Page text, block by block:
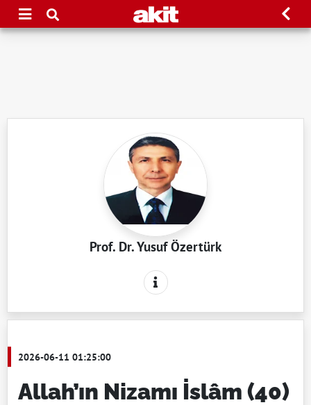
Prof. Dr. Yusuf Özertürk
2026-06-11 01:25:00
Allah’ın Nizamı İslâm (40)